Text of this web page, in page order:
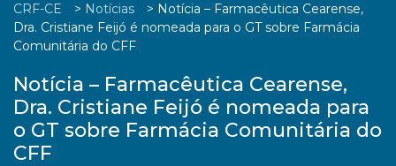
CRF-CE > Notícias > Notícia – Farmacêutica Cearense,
Dra. Cristiane Feijó é nomeada para o GT sobre Farmácia
Comunitária do CFF
Notícia – Farmacêutica Cearense,
Dra. Cristiane Feijó é nomeada para
o GT sobre Farmácia Comunitária do
CFF